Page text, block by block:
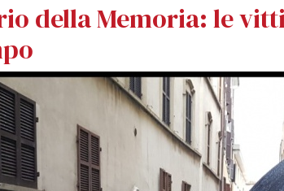
della Memoria: le